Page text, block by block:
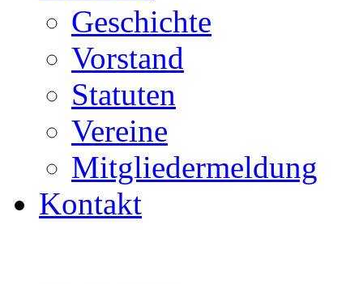
Geschichte
Vorstand
Statuten
Vereine
Mitgliedermeldung
Kontakt